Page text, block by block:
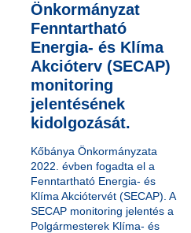
Önkormányzat
Fenntartható
Energia- és Klíma
Akcióterv (SECAP)
monitoring
jelentésének
kidolgozását.
Kőbánya Önkormányzata
2022. évben fogadta el a
Fenntartható Energia- és
Klíma Akciótervét (SECAP). A
SECAP monitoring jelentés a
Polgármesterek Klíma- és